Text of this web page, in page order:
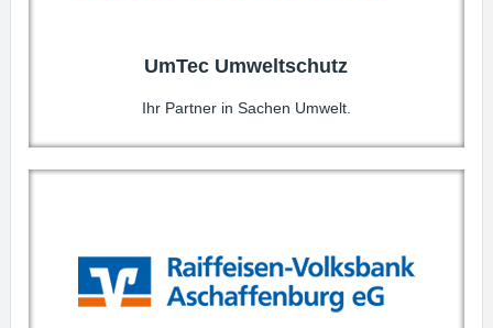
UmTec Umweltschutz
Ihr Partner in Sachen Umwelt.